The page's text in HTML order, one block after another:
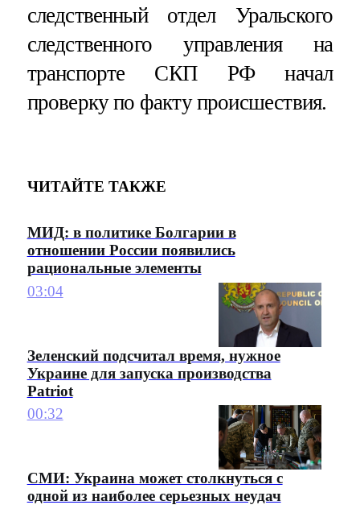
следственный отдел Уральского
следственного управления на
транспорте СКП РФ начал
проверку по факту происшествия.
ЧИТАЙТЕ ТАКЖЕ
МИД: в политике Болгарии в
отношении России появились
рациональные элементы
03:04
Зеленский подсчитал время, нужное
Украине для запуска производства
Patriot
00:32
СМИ: Украина может столкнуться с
одной из наиболее серьезных неудач